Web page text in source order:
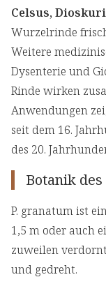
Celsus,
Wurzelrinde
Weitere
Dysenterie und
Rinde wirken
Anwendungen
seit dem 16.
des 20.
Botanik
P. granatum ist
1,5 m oder auch
zuweilen
und gedreht.